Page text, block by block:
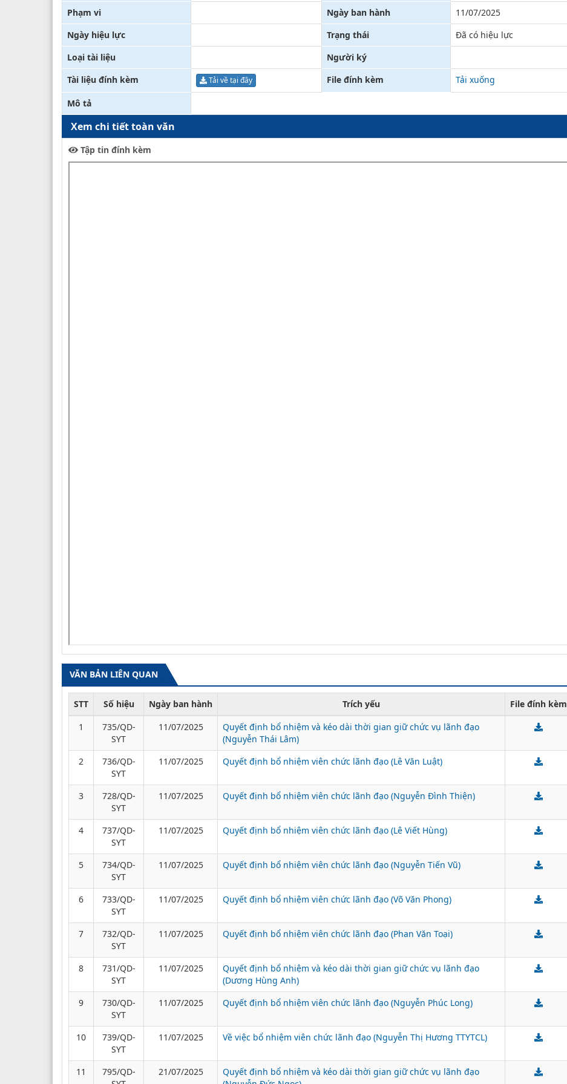
Khác
Xử lý kiến nghị - Khiếu nại tố cáo
Phạm vi
Ngày ban hành
11/07/2025
Ngày hiệu lực
Trạng thái
Đã có hiệu lực
Loại tài liệu
Người ký
Tài liệu đính kèm
Tải về tại đây File đính kèm Tải xuống
Mô tả
Xem chi tiết toàn văn
Tập tin đính kèm
VĂN BẢN LIÊN QUAN
STT Số hiệu Ngày ban hành Trích yếu
File đính kèm
1
735/QD-
SYT
11/07/2025
Quyết định bổ nhiệm và kéo dài thời gian giữ chức vụ lãnh đạo
(Nguyễn Thái Lâm)
2
736/QD-
SYT
11/07/2025 Quyết định bổ nhiệm viên chức lãnh đạo (Lê Văn Luật)
3
728/QD-
SYT
11/07/2025 Quyết định bổ nhiệm viên chức lãnh đạo (Nguyễn Đình Thiện)
4
737/QD-
SYT
11/07/2025 Quyết định bổ nhiệm viên chức lãnh đạo (Lê Viết Hùng)
5
734/QD-
SYT
11/07/2025 Quyết định bổ nhiệm viên chức lãnh đạo (Nguyễn Tiến Vũ)
6
733/QD-
SYT
11/07/2025 Quyết định bổ nhiệm viên chức lãnh đạo (Võ Văn Phong)
7
732/QD-
SYT
11/07/2025 Quyết định bổ nhiệm viên chức lãnh đạo (Phan Văn Toại)
8
731/QD-
SYT
11/07/2025
Quyết định bổ nhiệm và kéo dài thời gian giữ chức vụ lãnh đạo
(Dương Hùng Anh)
9
730/QD-
SYT
11/07/2025 Quyết định bổ nhiệm viên chức lãnh đạo (Nguyễn Phúc Long)
10
739/QD-
SYT
11/07/2025 Về việc bổ nhiệm viên chức lãnh đạo (Nguyễn Thị Hương TTYTCL)
11
795/QD-
21/07/2025
Quyết định bổ nhiệm và kéo dài thời gian giữ chức vụ lãnh đạo